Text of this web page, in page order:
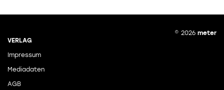
VERLAG
Impressum
Mediadaten
AGB
© 2026 meter